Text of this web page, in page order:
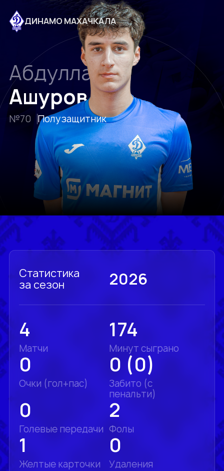
ДИНАМО МАХАЧКАЛА
Абдулла
Ашуров
№70 Полузащитник
Статистика
за сезон
2026
4
Матчи
174
Минут сыграно
0
Очки (гол+пас)
0 (0)
Забито (с
пенальти)
0
Голевые передачи
2
Фолы
1
Желтые карточки
0
Удаления